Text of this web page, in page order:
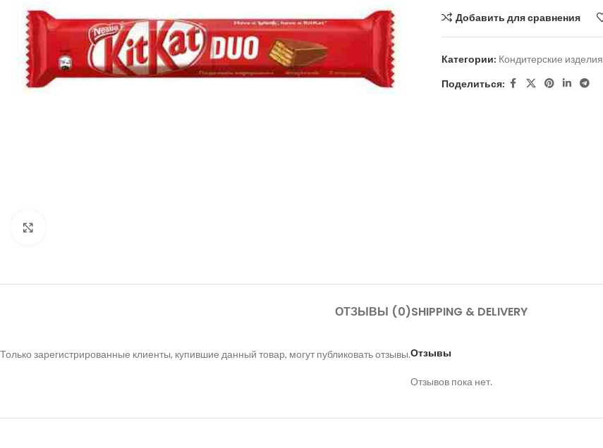
Добавить для сравнения
Категории: Кондитерские изделия
Поделиться:
ОТЗЫВЫ (0)SHIPPING & DELIVERY
Отзывы
Отзывов пока нет.
Только зарегистрированные клиенты, купившие данный товар, могут публиковать отзывы.